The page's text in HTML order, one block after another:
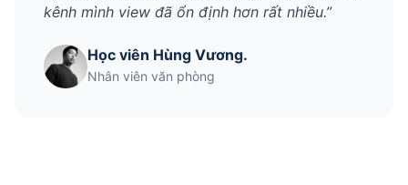
kênh mình view đã ổn định hơn rất nhiều.”
Học viên Hùng Vương.
Nhân viên văn phòng